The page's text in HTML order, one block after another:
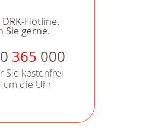
Hotline.
Sie gerne.
365 000
Sie kostenfrei
um die Uhr